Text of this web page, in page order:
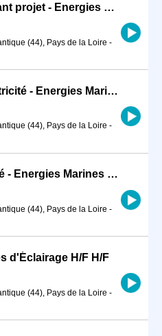
Ingénieur électricité avant projet - Energies Marines H/F
(44), Pays de la Loire -
Technicien études électricité - Energies Marines H/F
(44), Pays de la Loire -
Chef de projet électricité - Energies Marines H/F
(44), Pays de la Loire -
d'Éclairage H/F H/F
(44), Pays de la Loire -